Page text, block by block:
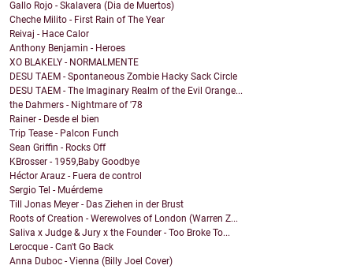
Gallo Rojo - Skalavera (Dia de Muertos)
Cheche Milito - First Rain of The Year
Reivaj - Hace Calor
Anthony Benjamin - Heroes
XO BLAKELY - NORMALMENTE
DESU TAEM - Spontaneous Zombie Hacky Sack Circle
DESU TAEM - The Imaginary Realm of the Evil Orange...
the Dahmers - Nightmare of '78
Rainer - Desde el bien
Trip Tease - Palcon Funch
Sean Griffin - Rocks Off
KBrosser - 1959,Baby Goodbye
Héctor Arauz - Fuera de control
Sergio Tel - Muérdeme
Till Jonas Meyer - Das Ziehen in der Brust
Roots of Creation - Werewolves of London (Warren Z...
Saliva x Judge & Jury x the Founder - Too Broke To...
Lerocque - Can't Go Back
Anna Duboc - Vienna (Billy Joel Cover)